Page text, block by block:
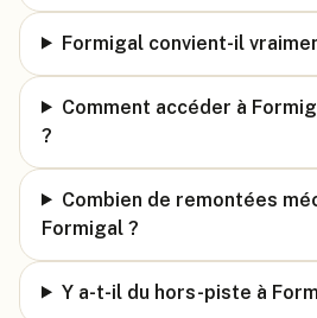
Formigal convient-il
Comment accéder à
?
Combien de remontées
Formigal ?
Y a-t-il du hors-piste à